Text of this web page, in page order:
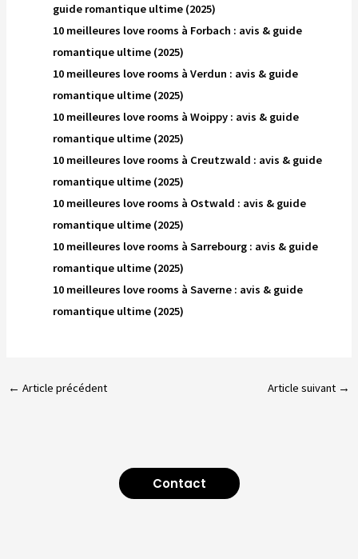
guide romantique ultime (2025)
10 meilleures love rooms à Forbach : avis & guide
romantique ultime (2025)
10 meilleures love rooms à Verdun : avis & guide
romantique ultime (2025)
10 meilleures love rooms à Woippy : avis & guide
romantique ultime (2025)
10 meilleures love rooms à Creutzwald : avis & guide
romantique ultime (2025)
10 meilleures love rooms à Ostwald : avis & guide
romantique ultime (2025)
10 meilleures love rooms à Sarrebourg : avis & guide
romantique ultime (2025)
10 meilleures love rooms à Saverne : avis & guide
romantique ultime (2025)
← Article précédent Article suivant →
Contact